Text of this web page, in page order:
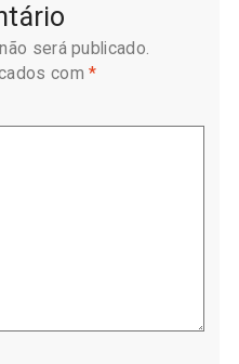
será publicado.
com*